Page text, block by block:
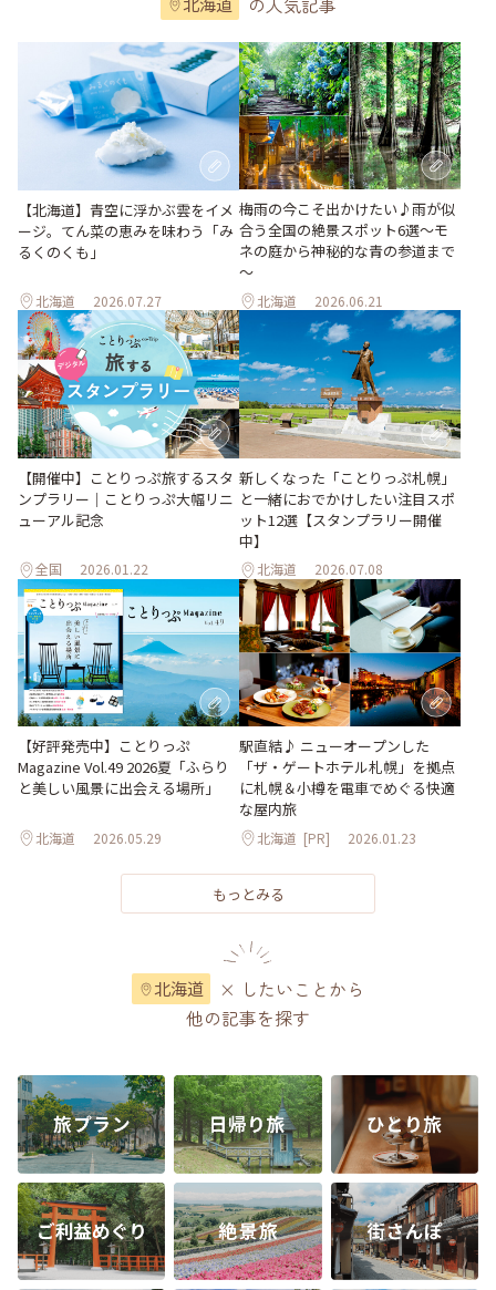
【北海道】青空に浮かぶ雲をイメ
ージ。てん菜の恵みを味わう「み
るくのくも」
北海道 2026.07.27
梅雨の今こそ出かけたい♪雨が似
合う全国の絶景スポット6選～モ
ネの庭から神秘的な青の参道まで
～
北海道 2026.06.21
【開催中】ことりっぷ旅するスタ
ンプラリー｜ことりっぷ大幅リニ
ューアル記念
全国 2026.01.22
新しくなった「ことりっぷ札幌」
と一緒におでかけしたい注目スポ
ット12選【スタンプラリー開催
中】
北海道 2026.07.08
【好評発売中】ことりっぷ
Magazine Vol.49 2026夏「ふらり
と美しい風景に出会える場所」
北海道 2026.05.29
駅直結♪ ニューオープンした
「ザ・ゲートホテル札幌」を拠点
に札幌＆小樽を電車でめぐる快適
な屋内旅
北海道 [PR] 2026.01.23
もっとみる
北海道
× したいことから
他の記事を探す